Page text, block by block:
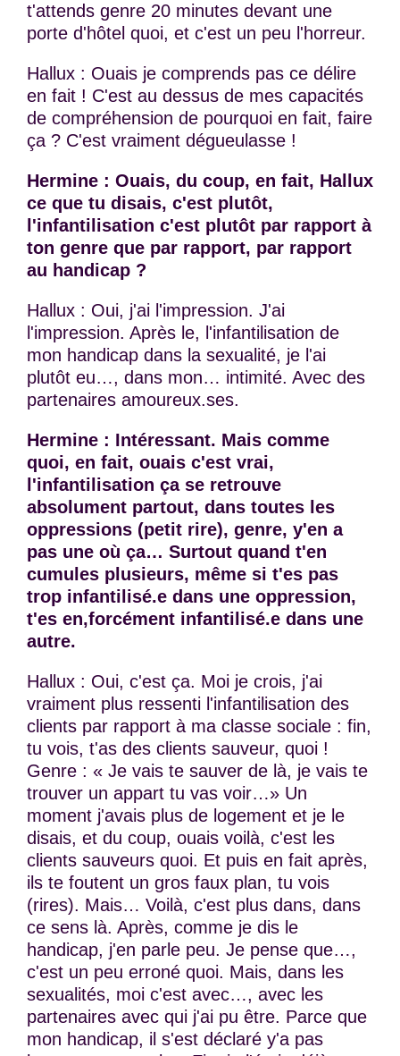
t'attends genre 20 minutes devant une
porte d'hôtel quoi, et c'est un peu l'horreur.
Hallux : Ouais je comprends pas ce délire
en fait ! C'est au dessus de mes capacités
de compréhension de pourquoi en fait, faire
ça ? C'est vraiment dégueulasse !
Hermine : Ouais, du coup, en fait, Hallux
ce que tu disais, c'est plutôt,
l'infantilisation c'est plutôt par rapport à
ton genre que par rapport, par rapport
au handicap ?
Hallux : Oui, j'ai l'impression. J'ai
l'impression. Après le, l'infantilisation de
mon handicap dans la sexualité, je l'ai
plutôt eu…, dans mon… intimité. Avec des
partenaires amoureux.ses.
Hermine : Intéressant. Mais comme
quoi, en fait, ouais c'est vrai,
l'infantilisation ça se retrouve
absolument partout, dans toutes les
oppressions (petit rire), genre, y'en a
pas une où ça… Surtout quand t'en
cumules plusieurs, même si t'es pas
trop infantilisé.e dans une oppression,
t'es en,forcément infantilisé.e dans une
autre.
Hallux : Oui, c'est ça. Moi je crois, j'ai
vraiment plus ressenti l'infantilisation des
clients par rapport à ma classe sociale : fin,
tu vois, t'as des clients sauveur, quoi !
Genre : « Je vais te sauver de là, je vais te
trouver un appart tu vas voir…» Un
moment j'avais plus de logement et je le
disais, et du coup, ouais voilà, c'est les
clients sauveurs quoi. Et puis en fait après,
ils te foutent un gros faux plan, tu vois
(rires). Mais… Voilà, c'est plus dans, dans
ce sens là. Après, comme je dis le
handicap, j'en parle peu. Je pense que…,
c'est un peu erroné quoi. Mais, dans les
sexualités, moi c'est avec…, avec les
partenaires avec qui j'ai pu être. Parce que
mon handicap, il s'est déclaré y'a pas